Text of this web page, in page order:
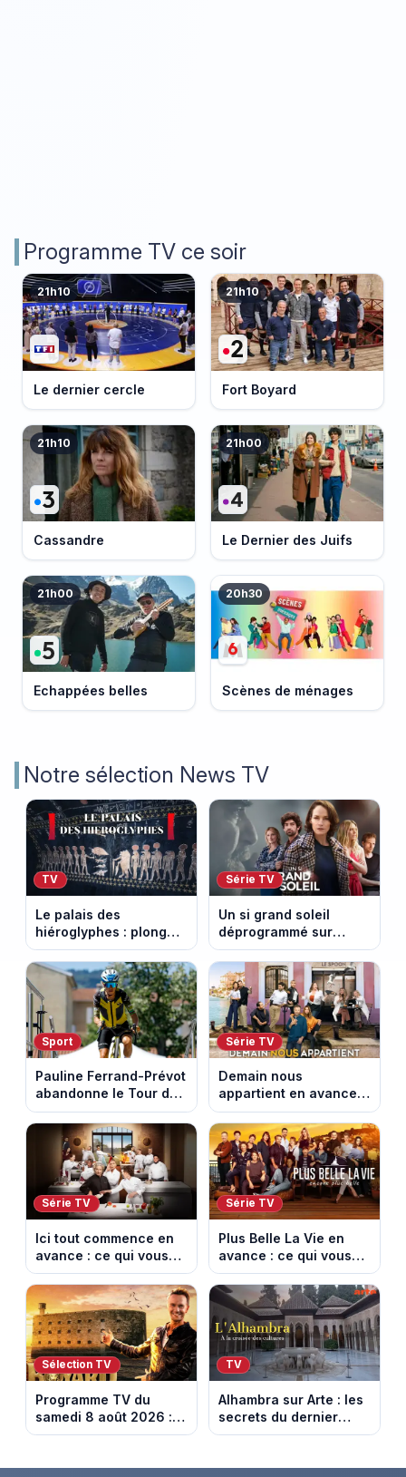
Programme TV ce soir
21h10
Le dernier cercle
21h10
Fort Boyard
21h10
Cassandre
21h00
Le Dernier des Juifs
21h00
Echappées belles
20h30
Scènes de ménages
Notre sélection News TV
TV
Le palais des
hiéroglyphes : plongez
dans la tombe
égyptienne qui fascine
les archéologues
Série TV
Un si grand soleil
déprogrammé sur
France 3 : cinq
épisodes inédits
diffusés le 13 août
Sport
Pauline Ferrand-Prévot
abandonne le Tour de
France Femmes avant
la 8e étape
Série TV
Demain nous
appartient en avance :
ce qui vous attend la
semaine du 10 au 14
août 2026 (spoiler)
Série TV
Ici tout commence en
avance : ce qui vous
attend la semaine du
10 au 14 août 2026
(spoiler)
Série TV
Plus Belle La Vie en
avance : ce qui vous
attend la semaine du
10 au 14 août 2026
(spoiler)
Sélection TV
Programme TV du
samedi 8 août 2026 :
notre sélection pour
TV
Alhambra sur Arte : les
secrets du dernier
sultanat musulman